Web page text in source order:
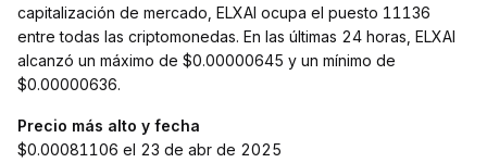
capitalización de mercado, ELXAI ocupa el puesto 11136
entre todas las criptomonedas. En las últimas 24 horas, ELXAI
alcanzó un máximo de $0.00000645 y un mínimo de
$0.00000636.
Precio más alto y fecha
$0.00081106 el 23 de abr de 2025